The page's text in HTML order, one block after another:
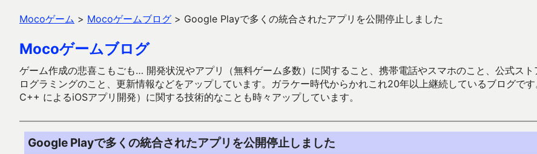
Mocoゲーム > Mocoゲームブログ > Google Playで多くの統合されたアプリを公開停止しました
Mocoゲームブログ
ゲーム作成の悲喜こもごも… 開発状況やアプリ（無料ゲーム多数）に関すること、携帯電話やスマホのこと、公式ス
ログラミングのこと、更新情報などをアップしています。ガラケー時代からかれこれ20年以上継続しているブログ
C++ によるiOSアプリ開発）に関する技術的なことも時々アップしています。
Google Playで多くの統合されたアプリを公開停止しました